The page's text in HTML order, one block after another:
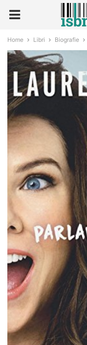
Home Libri Biografie